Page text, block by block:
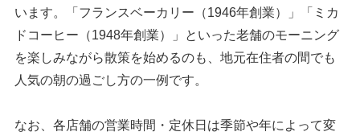
います。「フランスベーカリー（1946年創業）」「ミカ
ドコーヒー（1948年創業）」といった老舗のモーニング
を楽しみながら散策を始めるのも、地元在住者の間でも
人気の朝の過ごし方の一例です。
なお、各店舗の営業時間・定休日は季節や年によって変